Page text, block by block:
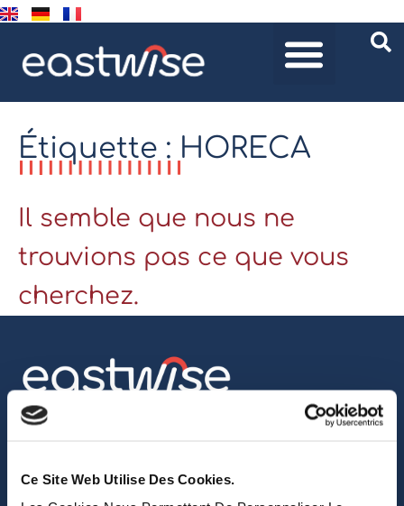
Ce Site Web Utilise Des Cookies.
Étiquette : HORECA
Il semble que nous ne
trouvions pas ce que vous
cherchez.
(+852) 3621 0156